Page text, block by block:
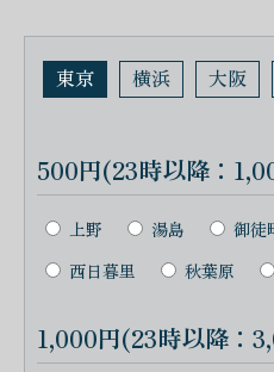
東京 横浜 大阪
500円(23時以降：
上野 湯島 御徒
西日暮里
秋葉原
1,000円(23時以降：